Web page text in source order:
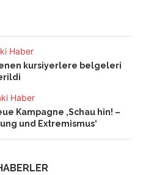
Haber
kursiyerlere belgeleri
Haber
Kampagne ‚Schau hin! –
und Extremismus‘